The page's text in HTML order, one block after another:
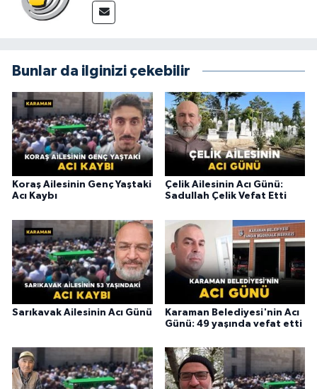
Bunlar da ilginizi çekebilir
Koraş Ailesinin Genç Yaştaki
Acı Kaybı
Çelik Ailesinin Acı Günü:
Sadullah Çelik Vefat Etti
Sarıkavak Ailesinin Acı Günü
Karaman Belediyesi'nin Acı
Günü: 49 yaşında vefat etti